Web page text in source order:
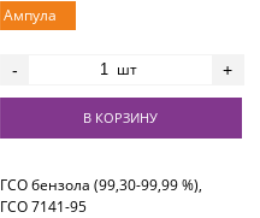
Ампула
- шт +
В КОРЗИНУ
ГСО бензола (99,30-99,99 %),
ГСО 7141-95